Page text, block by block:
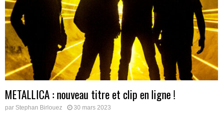
METALLICA : nouveau titre et clip en ligne !
par Stephan Birlouez 30 mars 2023